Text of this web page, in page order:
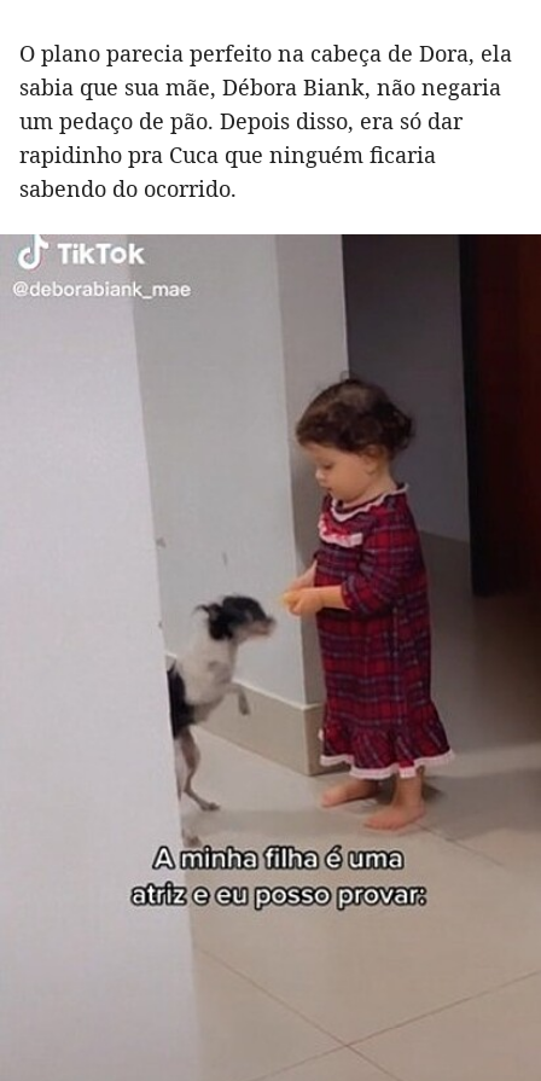
O plano parecia perfeito na cabeça de Dora, ela
sabia que sua mãe, Débora Biank, não negaria
um pedaço de pão. Depois disso, era só dar
rapidinho pra Cuca que ninguém ficaria
sabendo do ocorrido.